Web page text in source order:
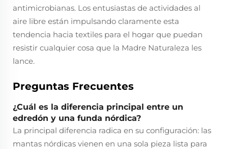
antimicrobianas. Los entusiastas de actividades al
aire libre están impulsando claramente esta
tendencia hacia textiles para el hogar que puedan
resistir cualquier cosa que la Madre Naturaleza les
lance.
Preguntas Frecuentes
¿Cuál es la diferencia principal entre un
edredón y una funda nórdica?
La principal diferencia radica en su configuración: las
mantas nórdicas vienen en una sola pieza lista para